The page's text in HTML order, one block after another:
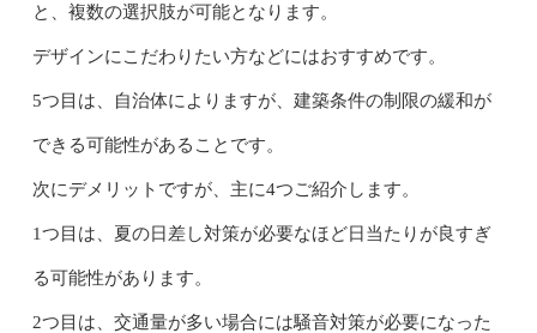
と、複数の選択肢が可能となります。
デザインにこだわりたい方などにはおすすめです。
5つ目は、自治体によりますが、建築条件の制限の緩和が
できる可能性があることです。
次にデメリットですが、主に4つご紹介します。
1つ目は、夏の日差し対策が必要なほど日当たりが良すぎ
る可能性があります。
2つ目は、交通量が多い場合には騒音対策が必要になった